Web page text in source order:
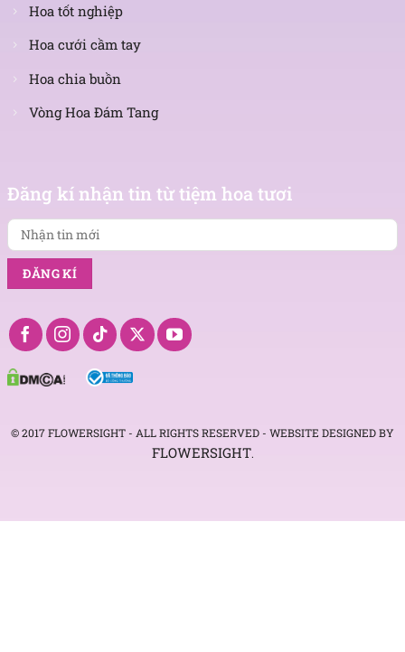
Hoa tốt nghiệp
Hoa cưới cầm tay
Hoa chia buồn
Vòng Hoa Đám Tang
Đăng kí nhận tin từ tiệm hoa tươi
tin
mới
© 2017 FLOWERSIGHT - ALL RIGHTS RESERVED - WEBSITE DESIGNED BY
FLOWERSIGHT.